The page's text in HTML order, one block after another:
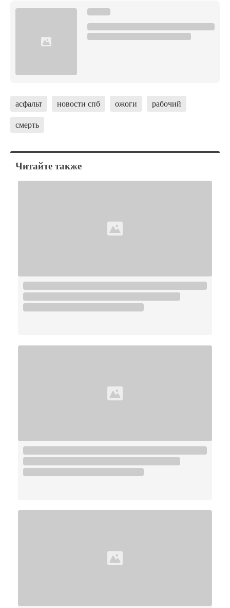
асфальт новости спб ожоги
рабочий
смерть
Читайте также